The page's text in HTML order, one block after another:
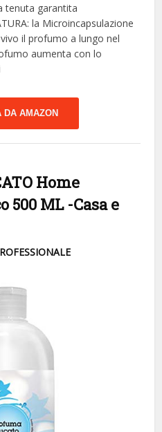
tenuta garantita
la Microincapsulazione
il profumo a lungo nel
aumenta con lo
DA AMAZON
Home
500 ML -Casa e